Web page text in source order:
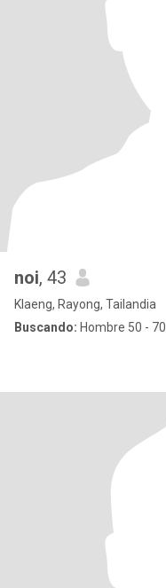
noi, 43
Klaeng, Rayong, Tailandia
Buscando: Hombre 50 - 70